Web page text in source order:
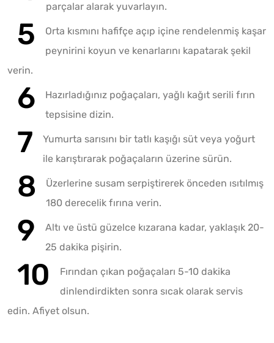
parçalar alarak yuvarlayın.
Orta kısmını hafifçe açıp içine rendelenmiş kaşar
peynirini koyun ve kenarlarını kapatarak şekil
verin.
Hazırladığınız poğaçaları, yağlı kağıt serili fırın
tepsisine dizin.
Yumurta sarısını bir tatlı kaşığı süt veya yoğurt
ile karıştırarak poğaçaların üzerine sürün.
Üzerlerine susam serpiştirerek önceden ısıtılmış
180 derecelik fırına verin.
Altı ve üstü güzelce kızarana kadar, yaklaşık 20-
25 dakika pişirin.
Fırından çıkan poğaçaları 5-10 dakika
dinlendirdikten sonra sıcak olarak servis
edin. Afiyet olsun.